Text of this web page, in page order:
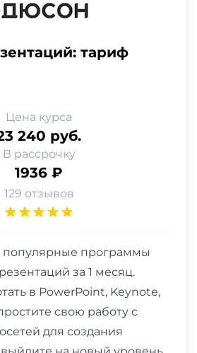
тариф
Цена курса
240 руб.
В рассрочку
1936 ₽
129 отзывов
популярные программы
за 1 месяц.
в PowerPoint, Keynote,
свою работу с
для создания